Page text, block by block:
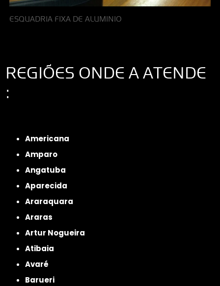
ESQUADRIA FIXA DE ALUMINIO
REGIÕES ONDE A ATENDE
:
Americana
Amparo
Angatuba
Aparecida
Araraquara
Araras
Artur Nogueira
Atibaia
Avaré
Barueri